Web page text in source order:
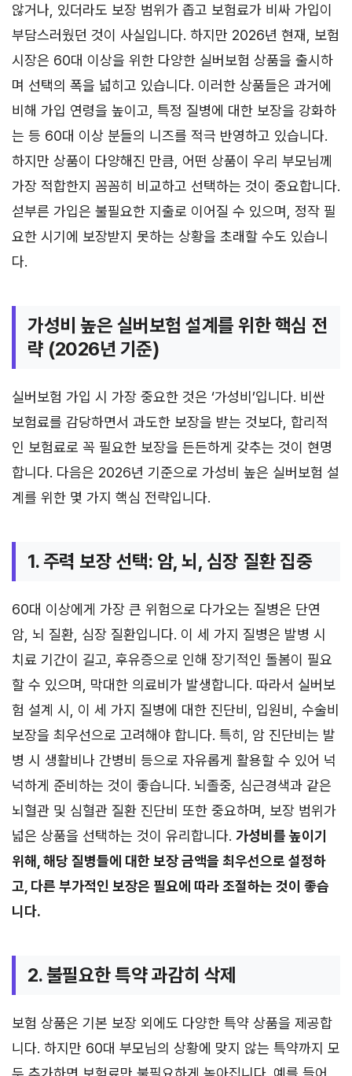
않거나, 있더라도 보장 범위가 좁고 보험료가 비싸 가입이
부담스러웠던 것이 사실입니다. 하지만 2026년 현재, 보험
시장은 60대 이상을 위한 다양한 실버보험 상품을 출시하
며 선택의 폭을 넓히고 있습니다. 이러한 상품들은 과거에
비해 가입 연령을 높이고, 특정 질병에 대한 보장을 강화하
는 등 60대 이상 분들의 니즈를 적극 반영하고 있습니다.
하지만 상품이 다양해진 만큼, 어떤 상품이 우리 부모님께
가장 적합한지 꼼꼼히 비교하고 선택하는 것이 중요합니다.
섣부른 가입은 불필요한 지출로 이어질 수 있으며, 정작 필
요한 시기에 보장받지 못하는 상황을 초래할 수도 있습니
다.
가성비 높은 실버보험 설계를 위한 핵심 전
략 (2026년 기준)
실버보험 가입 시 가장 중요한 것은 ‘가성비’입니다. 비싼
보험료를 감당하면서 과도한 보장을 받는 것보다, 합리적
인 보험료로 꼭 필요한 보장을 든든하게 갖추는 것이 현명
합니다. 다음은 2026년 기준으로 가성비 높은 실버보험 설
계를 위한 몇 가지 핵심 전략입니다.
1. 주력 보장 선택: 암, 뇌, 심장 질환 집중
60대 이상에게 가장 큰 위험으로 다가오는 질병은 단연
암, 뇌 질환, 심장 질환입니다. 이 세 가지 질병은 발병 시
치료 기간이 길고, 후유증으로 인해 장기적인 돌봄이 필요
할 수 있으며, 막대한 의료비가 발생합니다. 따라서 실버보
험 설계 시, 이 세 가지 질병에 대한 진단비, 입원비, 수술비
보장을 최우선으로 고려해야 합니다. 특히, 암 진단비는 발
병 시 생활비나 간병비 등으로 자유롭게 활용할 수 있어 넉
넉하게 준비하는 것이 좋습니다. 뇌졸중, 심근경색과 같은
뇌혈관 및 심혈관 질환 진단비 또한 중요하며, 보장 범위가
넓은 상품을 선택하는 것이 유리합니다. 가성비를 높이기
위해, 해당 질병들에 대한 보장 금액을 최우선으로 설정하
고, 다른 부가적인 보장은 필요에 따라 조절하는 것이 좋습
니다.
2. 불필요한 특약 과감히 삭제
보험 상품은 기본 보장 외에도 다양한 특약 상품을 제공합
니다. 하지만 60대 부모님의 상황에 맞지 않는 특약까지 모